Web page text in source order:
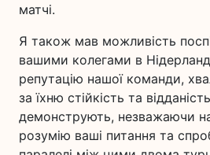
матчі.
Я також мав можливість
вашими колегами в
репутацію нашої команди,
за їхню стійкість та
демонструють, незважаючи
розумію ваші питання та